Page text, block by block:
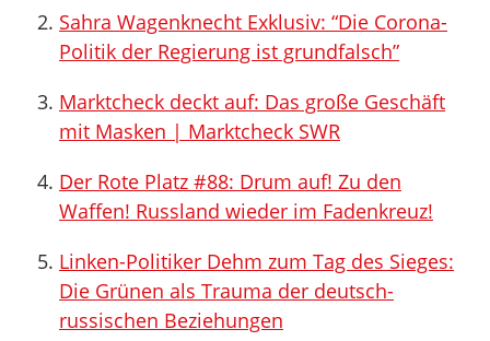
Sahra Wagenknecht Exklusiv: “Die Corona-
Politik der Regierung ist grundfalsch”
Marktcheck deckt auf: Das große Geschäft
mit Masken | Marktcheck SWR
Der Rote Platz #88: Drum auf! Zu den
Waffen! Russland wieder im Fadenkreuz!
Linken-Politiker Dehm zum Tag des Sieges:
Die Grünen als Trauma der deutsch-
russischen Beziehungen